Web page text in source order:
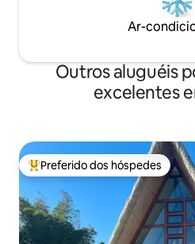
Ar-
Outros aluguéis
excelentes
Entre os melhores preferidos dos
Preferido dos hóspedes